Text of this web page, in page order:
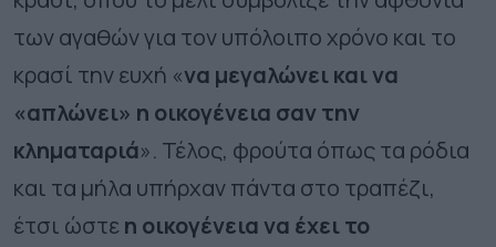
των αγαθών για τον υπόλοιπο χρόνο και το
κρασί την ευχή «να μεγαλώνει και να
«απλώνει» η οικογένεια σαν την
κληματαριά». Τέλος, φρούτα όπως τα ρόδια
και τα μήλα υπήρχαν πάντα στο τραπέζι,
έτσι ώστεη οικογένεια να έχει το